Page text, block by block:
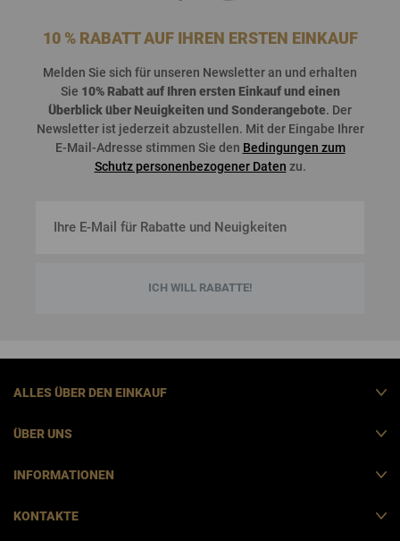
10 % RABATT AUF IHREN ERSTEN EINKAUF
Melden Sie sich für unseren Newsletter an und erhalten
Sie 10% Rabattauf Ihren ersten Einkaufund einen
Überblicküber Neuigkeiten und Sonderangebote. Der
Newsletter ist jederzeit abzustellen. Mit der Eingabe Ihrer
E-Mail-Adresse stimmen Sie den Bedingungen zum
Schutz personenbezogener Daten zu.
ICH WILL RABATTE!
ALLES ÜBER DEN EINKAUF
ÜBER UNS
INFORMATIONEN
KONTAKTE